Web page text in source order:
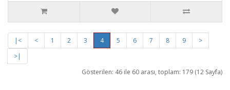
|< < 1 2 3 4 5 6 7 8 9
>
>|
Gösterilen: 46 ile 60 arası, toplam: 179 (12 Sayfa)